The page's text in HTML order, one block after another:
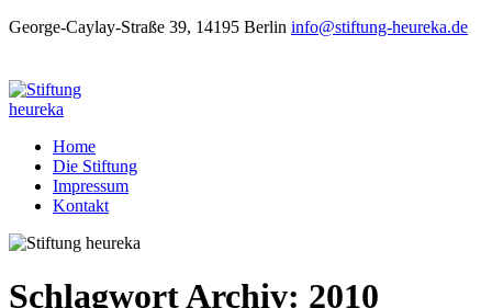
George-Caylay-Straße 39, 14195 Berlin info@stiftung-heureka.de
Home
Die Stiftung
Impressum
Kontakt
Schlagwort Archiv: 2010